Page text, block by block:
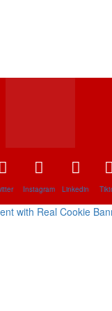
Instagram Linkedin
with Real Cookie